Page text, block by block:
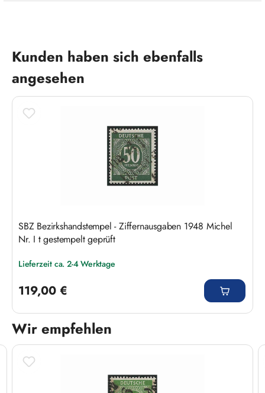
Produktgalerie überspringen
Kunden haben sich ebenfalls
angesehen
SBZ Bezirkshandstempel - Ziffernausgaben 1948 Michel
Nr. I t gestempelt geprüft
Lieferzeit ca. 2-4 Werktage
119,00 €
Wir empfehlen
Produktgalerie überspringen